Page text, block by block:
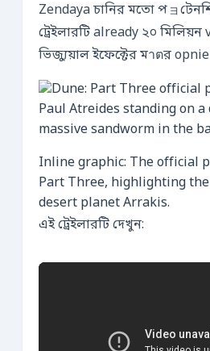
Zendaya চানির মতো পョ
ট্রেইলারটি already ২০
ভিজ্যুয়াল ইফেক্টের মาตর
Inline graphic: The official
Part Three, highlighting
desert planet Arrakis.
এই ট্রেইলারটি দেখুন: